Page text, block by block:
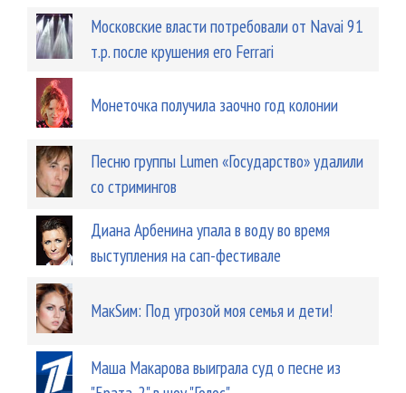
Московские власти потребовали от Navai 91
т.р. после крушения его Ferrari
Монеточка получила заочно год колонии
Песню группы Lumen «Государство» удалили
со стримингов
Диана Арбенина упала в воду во время
выступления на сап-фестивале
МакSим: Под угрозой моя семья и дети!
Маша Макарова выиграла суд о песне из